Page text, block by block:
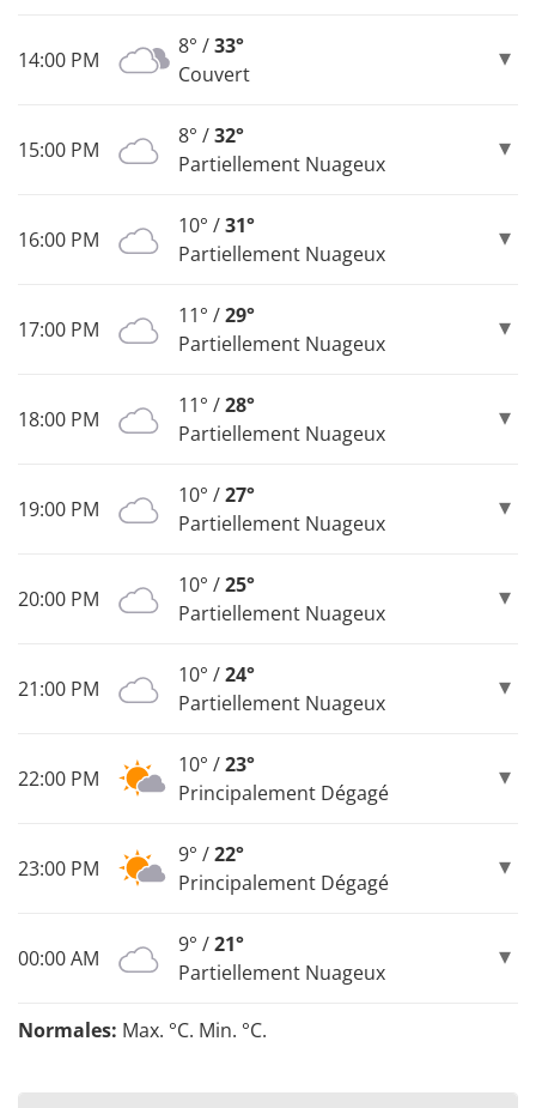
14:00 PM
8° /33°
Couvert
15:00 PM
8° /32°
Partiellement Nuageux
16:00 PM
10° /31°
Partiellement Nuageux
17:00 PM
11° /29°
Partiellement Nuageux
18:00 PM
11° /28°
Partiellement Nuageux
19:00 PM
10° /27°
Partiellement Nuageux
20:00 PM
10° /25°
Partiellement Nuageux
21:00 PM
10° /24°
Partiellement Nuageux
22:00 PM
10° /23°
Principalement Dégagé
23:00 PM
9° /22°
Principalement Dégagé
00:00 AM
9° /21°
Partiellement Nuageux
Normales: Max. °C. Min. °C.